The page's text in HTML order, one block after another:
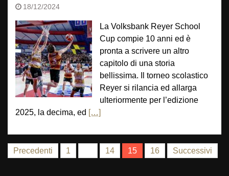
18/12/2024
La Volksbank Reyer School
Cup compie 10 anni ed è
pronta a scrivere un altro
capitolo di una storia
bellissima. Il torneo scolastico
Reyer si rilancia ed allarga
ulteriormente per l’edizione
2025, la decima, ed […]
NAVIGAZIONE
ARTICOLI
Precedenti 1 14 15 16 Successivi